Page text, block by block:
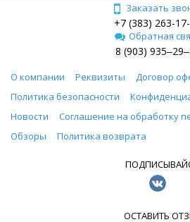
Заказать
+7 (383) 263-
Обратная
8 (903)
О компании Реквизиты
Договор
Политика безопасности
Новости
Соглашение на обработку
Обзоры
Политика возврата
ОСТАВИТЬ